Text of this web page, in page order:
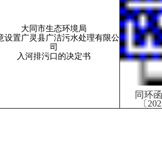
大同市生态环境局
设置广灵县广洁污水处理有限公
司
入河排污口的决定书
同环
〔